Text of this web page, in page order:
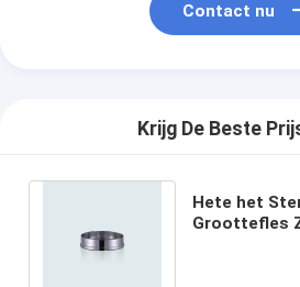
Contact nu
Krijg De Beste
Hete het
Groottefles